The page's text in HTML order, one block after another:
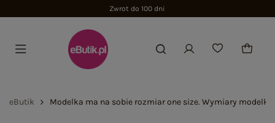
Zwrot do 100 dni
eButik Modelka ma na sobie rozmiar one size. Wymiary